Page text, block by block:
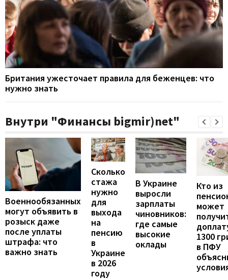
Британия ужесточает правила для беженцев: что
нужно знать
Внутри "Финансы bigmir)net"
Военнообязанных
могут объявить в
розыск даже
после уплаты
штрафа: что
важно знать
Сколько
стажа
нужно
для
выхода
на
пенсию
в
Украине
в 2026
году
В Украине
выросли
зарплаты
чиновников:
где самые
высокие
оклады
Кто из
может
1300
в ПФУ